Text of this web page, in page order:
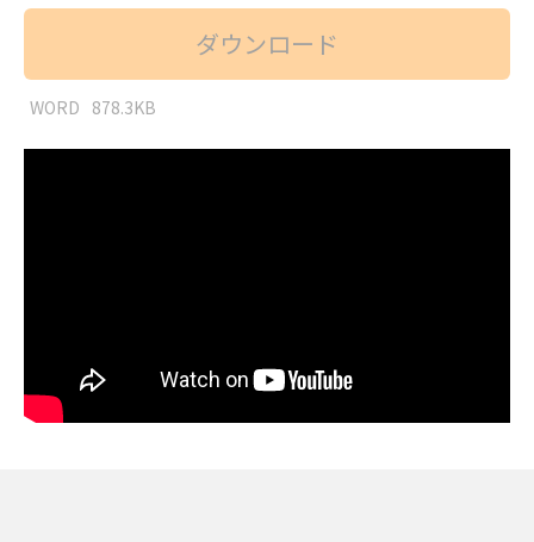
ダウンロード
WORD 878.3KB